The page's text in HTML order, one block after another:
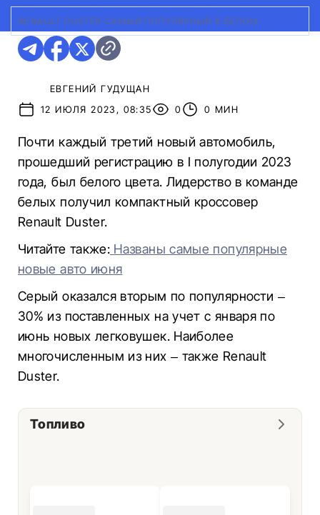
RENAULT DUSTER САМЫЙ ПОПУЛЯРНЫЙ В БЕЛОМ.
ЕВГЕНИЙ ГУДУЩАН
12 ИЮЛЯ 2023, 08:35
0 0 МИН
Почти каждый третий новый автомобиль,
прошедший регистрацию в I полугодии 2023
года, был белого цвета. Лидерство в команде
белых получил компактный кроссовер
Renault Duster.
Читайте также: Названы самые популярные
новые авто июня
Серый оказался вторым по популярности –
30% из поставленных на учет с января по
июнь новых легковушек. Наиболее
многочисленным из них – также Renault
Duster.
Топливо